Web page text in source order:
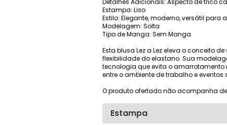
Estampa: Liso
Estilo: Elegante, moderno, versátil
Modelagem: Solta
Tipo de Manga: Sem Manga
Esta blusa Lez a Lez eleva o conceito
flexibilidade do elastano. Sua
tecnologia que evita o
entre o ambiente de trabalho e
O produto ofertado não acompanha
Estampa